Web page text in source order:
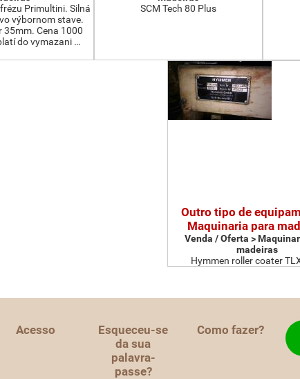
Primultini. Silná
výbornom stave.
35mm. Cena 1000
do vymazani …
SCM Tech 80 Plus
Outro tipo de
Maquinaria para
Venda / Oferta >
madeiras
Hymmen roller coater
Acesso
Esqueceu-se
da sua
palavra-
passe?
Como fazer?